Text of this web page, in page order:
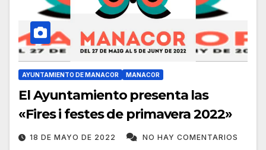
AYUNTAMIENTO DE MANACOR MANACOR
El Ayuntamiento presenta las
«Fires i festes de primavera 2022»
18 DE MAYO DE 2022 NO HAY COMENTARIOS